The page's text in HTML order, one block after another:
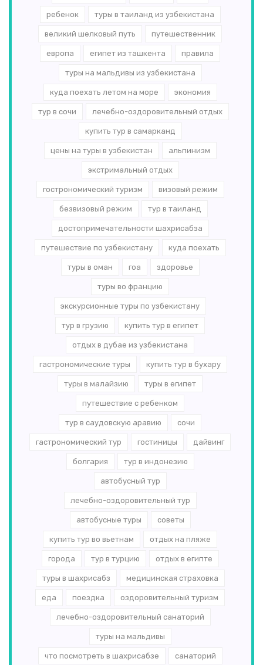
ребенок туры в таиланд из узбекистана
великий шелковый путь путешественник
европа египет из ташкента правила
туры на мальдивы из узбекистана
куда поехать летом на море экономия
тур в сочи лечебно-оздоровительный отдых
купить тур в самарканд
цены на туры в узбекистан альпинизм
экстримальный отдых
гострономический туризм визовый режим
безвизовый режим тур в таиланд
достопримечательности шахрисабза
путешествие по узбекистану куда поехать
туры в оман гоа здоровье
туры во францию
экскурсионные туры по узбекистану
тур в грузию купить тур в египет
отдых в дубае из узбекистана
гастрономические туры купить тур в бухару
туры в малайзию туры в египет
путешествие с ребенком
тур в саудовскую аравию сочи
гастрономический тур гостиницы дайвинг
болгария тур в индонезию
автобусный тур
лечебно-оздоровительный тур
автобусные туры советы
купить тур во вьетнам отдых на пляже
города тур в турцию отдых в египте
туры в шахрисабз медицинская страховка
еда поездка оздоровительный туризм
лечебно-оздоровительный санаторий
туры на мальдивы
что посмотреть в шахрисабзе санаторий